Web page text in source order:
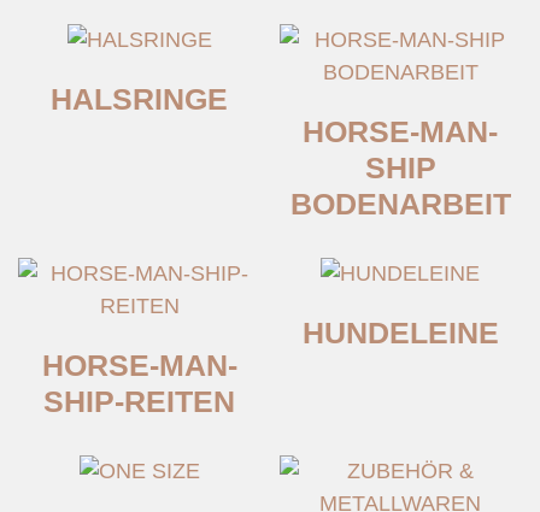
HALSRINGE
HORSE-MAN-
SHIP
BODENARBEIT
HORSE-MAN-
SHIP-REITEN
HUNDELEINE